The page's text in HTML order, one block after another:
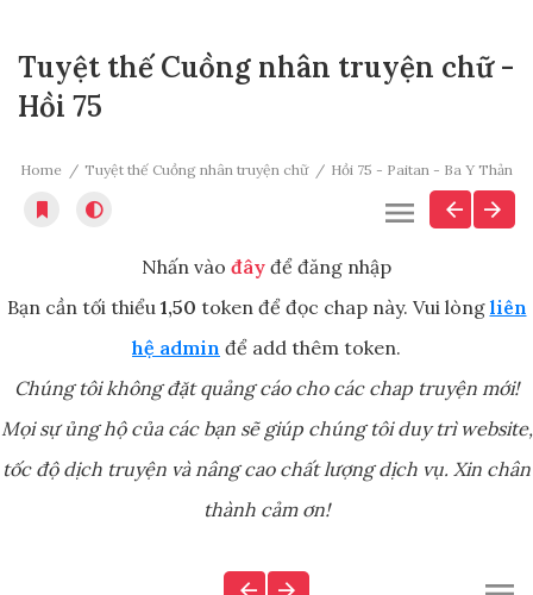
Tuyệt thế Cuồng nhân truyện chữ -
Hồi 75
Home Tuyệt thế Cuồng nhân truyện chữ Hồi 75 - Paitan - Ba Y Thản
Nhấn vào đây để đăng nhập
Bạn cần tối thiểu 1,50 token để đọc chap này. Vui lòng liên
hệ admin để add thêm token.
Chúng tôi không đặt quảng cáo cho các chap truyện mới!
Mọi sự ủng hộ của các bạn sẽ giúp chúng tôi duy trì website,
tốc độ dịch truyện và nâng cao chất lượng dịch vụ. Xin chân
thành cảm ơn!